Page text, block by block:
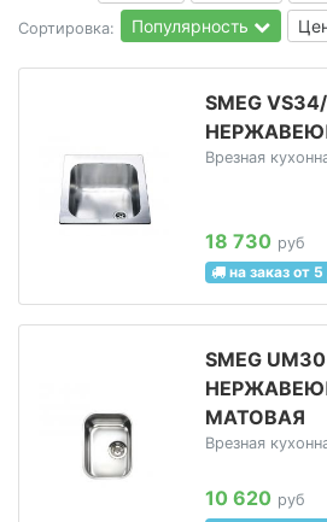
Сортировка: Популярность
SMEG
Врезная
18 730 руб
на заказ от
SMEG
МАТОВАЯ
Врезная
10 620 руб